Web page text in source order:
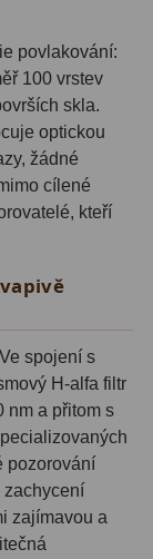
povlakování:
100 vrstev
skla.
optickou
žádné
cílené
kteří
spojení s
H-alfa filtr
nm a přitom s
pozorování
zachycení
zajímavou a